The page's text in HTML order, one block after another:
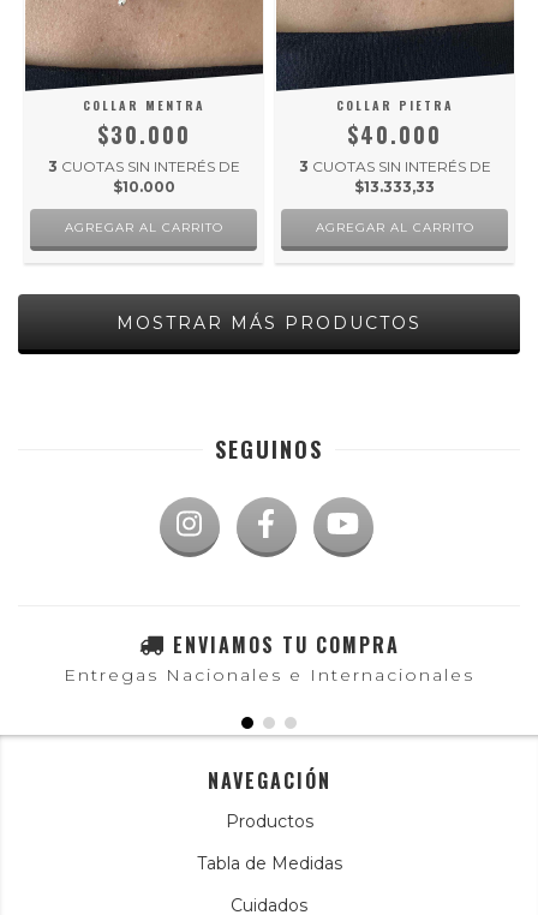
COLLAR MENTRA
$30.000
3 CUOTAS SIN INTERÉS DE
$10.000
COLLAR PIETRA
$40.000
3 CUOTAS SIN INTERÉS DE
$13.333,33
MOSTRAR MÁS PRODUCTOS
SEGUINOS
ENVIAMOS TU COMPRA
Entregas Nacionales e Internacionales
NAVEGACIÓN
Productos
Tabla de Medidas
Cuidados